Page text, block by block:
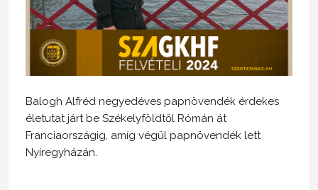
Balogh Alfréd negyedéves papnövendék érdekes
életutat járt be Székelyföldtől Rómán át
Franciaországig, amíg végül papnövendék lett
Nyíregyházán.